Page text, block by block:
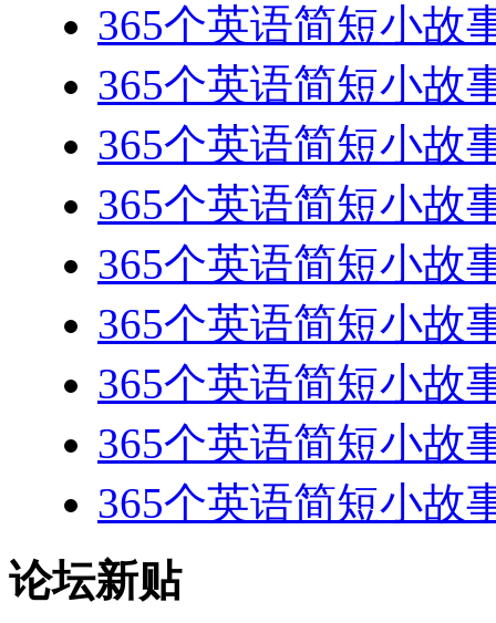
365个英语简短小故
365个英语简短小故
365个英语简短小故
365个英语简短小故
365个英语简短小故
365个英语简短小故
365个英语简短小故
365个英语简短小故
365个英语简短小故
论坛新贴